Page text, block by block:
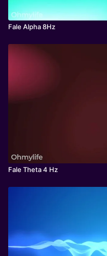
Fale Alpha 8Hz
Fale Theta 4 Hz